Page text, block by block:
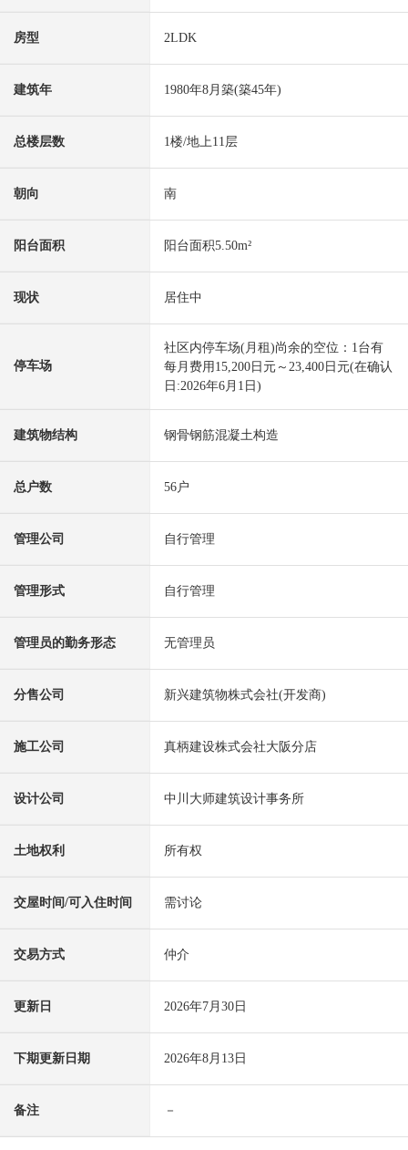
房型 2LDK
建筑年 1980年8月築(築45年)
总楼层数 1楼/地上11层
朝向 南
阳台面积 阳台面积5.50m²
现状 居住中
停车场
社区内停车场(月租)尚余的空位：1台有
每月费用15,200日元～23,400日元(在确认
日:2026年6月1日)
建筑物结构 钢骨钢筋混凝土构造
总户数 56户
管理公司 自行管理
管理形式 自行管理
管理员的勤务形态 无管理员
分售公司 新兴建筑物株式会社(开发商)
施工公司 真柄建设株式会社大阪分店
设计公司 中川大师建筑设计事务所
土地权利 所有权
交屋时间/可入住时间 需讨论
交易方式 仲介
更新日 2026年7月30日
下期更新日期 2026年8月13日
备注 －